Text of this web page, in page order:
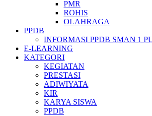
PMR
ROHIS
OLAHRAGA
PPDB
INFORMASI PPDB SMAN 1
E-LEARNING
KATEGORI
KEGIATAN
PRESTASI
ADIWIYATA
KIR
KARYA SISWA
PPDB